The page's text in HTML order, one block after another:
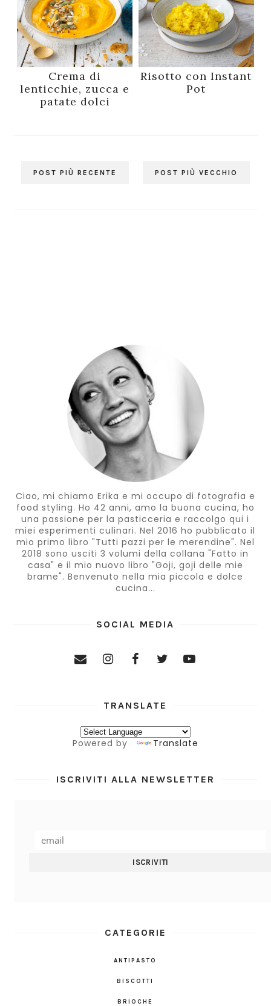
Crema di
lenticchie, zucca e
patate dolci
Risotto con Instant
Pot
POST PIÙ RECENTE POST PIÙ VECCHIO
Ciao, mi chiamo Erika e mi occupo di fotografia e
food styling. Ho 42 anni, amo la buona cucina, ho
una passione per la pasticceria e raccolgo qui i
miei esperimenti culinari. Nel 2016 ho pubblicato il
mio primo libro "Tutti pazzi per le merendine". Nel
2018 sono usciti 3 volumi della collana "Fatto in
casa" e il mio nuovo libro "Goji, goji delle mie
brame". Benvenuto nella mia piccola e dolce
cucina...
SOCIAL MEDIA
TRANSLATE
Powered by Translate
ISCRIVITI ALLA NEWSLETTER
CATEGORIE
ANTIPASTO
BISCOTTI
BRIOCHE